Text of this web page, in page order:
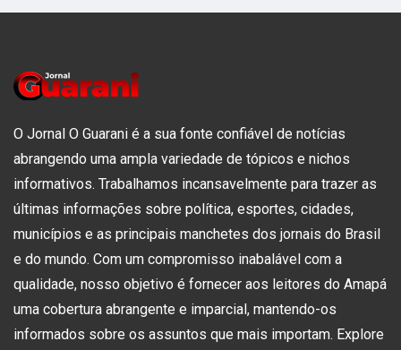
O Jornal O Guarani é a sua fonte confiável de notícias
abrangendo uma ampla variedade de tópicos e nichos
informativos. Trabalhamos incansavelmente para trazer as
últimas informações sobre política, esportes, cidades,
municípios e as principais manchetes dos jornais do Brasil
e do mundo. Com um compromisso inabalável com a
qualidade, nosso objetivo é fornecer aos leitores do Amapá
uma cobertura abrangente e imparcial, mantendo-os
informados sobre os assuntos que mais importam. Explore